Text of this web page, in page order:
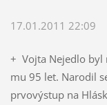
17.01.2011 22:09
+ Vojta Nejedlo byl
mu 95 let. Narodil
prvovýstup na